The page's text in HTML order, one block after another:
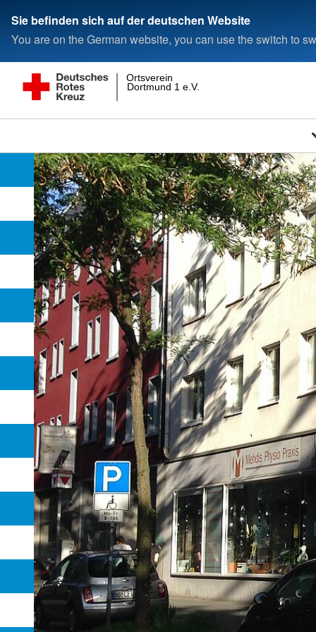
Sie befinden sich auf der deutschen Website
You are on the German website, you can use the switch to
Dortmund 1 e.V.
Ortsverein